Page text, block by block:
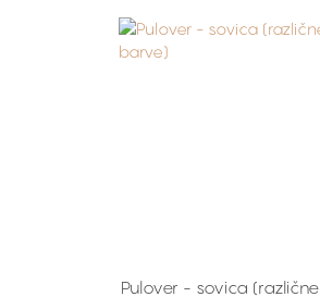
Pulover - sovica (različne